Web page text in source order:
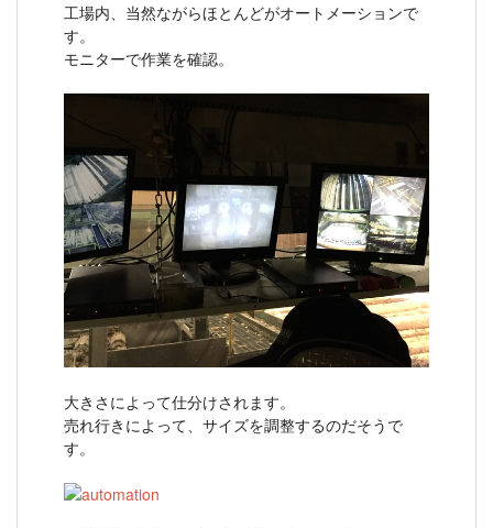
工場内、当然ながらほとんどがオートメーションで
す。
モニターで作業を確認。
大きさによって仕分けされます。
売れ行きによって、サイズを調整するのだそうで
す。